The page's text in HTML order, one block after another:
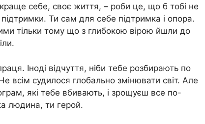
себе, своє життя, – роби це, що б тобі не
Ти сам для себе підтримка і опора.
тільки тому що з глибокою вірою йшли до
Іноді відчуття, ніби тебе розбирають по
всім судилося глобально змінювати світ. Але
які тебе вбивають, і зрощуєш все по-
людина, ти герой.